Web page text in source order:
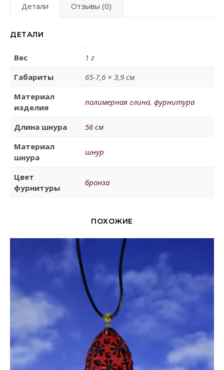
Детали Отзывы (0)
ДЕТАЛИ
Вес
1 г
Габариты
65-7,6 × 3,9 см
Материал
изделия
полимерная глина, фурнитура
Длина шнура
56 см
Материал
шнура
шнур
Цвет
фурнитуры
бронза
ПОХОЖИЕ